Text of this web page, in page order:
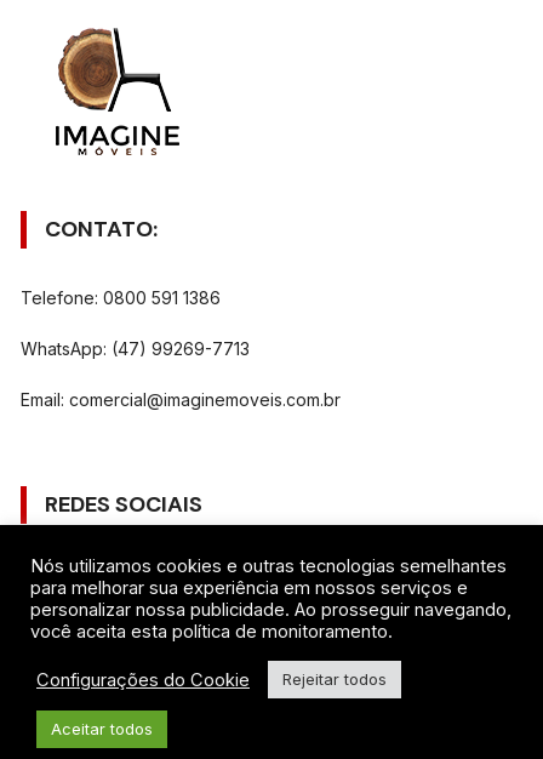
CONTATO:
Telefone: 0800 591 1386
WhatsApp: (47) 99269-7713
Email:comercial@imaginemoveis.com.br
REDES SOCIAIS
Gostar
Nós utilizamos cookies e outras tecnologias semelhantes
para melhorar sua experiência em nossos serviços e
personalizar nossa publicidade. Ao prosseguir navegando,
você aceita esta política de monitoramento.
Configurações do Cookie Rejeitar todos
Aceitar todos